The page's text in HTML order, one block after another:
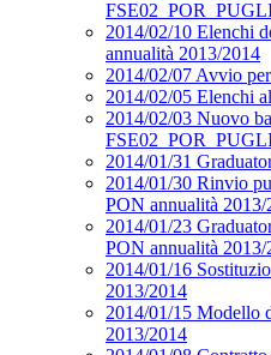
2014/02/10 Elenchi
annualità 2013/2014
2014/02/07 Avvio
2014/02/05 Elenchi
2014/02/03 Nuovo
2014/01/31
2014/01/30 Rinvio
PON annualità 2013/
2014/01/23
PON annualità 2013/
2014/01/16
2013/2014
2014/01/15 Modello
2013/2014